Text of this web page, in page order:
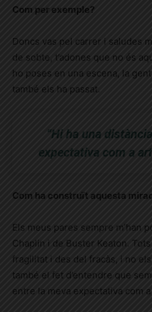
Com per exemple?
Doncs vas pel carrer i saludes
de sobte, t’adones que no és
ho poses en una escena, la
també els ha passat.
“Hi ha una
expectativa com a
Com ha construït aquesta
Els meus pares sempre m’han
Chaplin i de Buster Keaton.
fragilitat i des del fracàs, i no
també el fet d’entendre que
entre la meva expectativa com